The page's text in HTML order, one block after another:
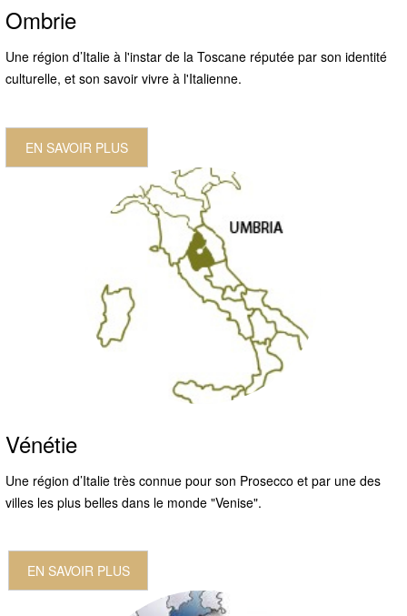
Ombrie
Une région d’Italie à l'instar de la Toscane réputée par son identité
culturelle, et son savoir vivre à l'Italienne.
EN SAVOIR PLUS
Vénétie
Une région d’Italie très connue pour son Prosecco et par une des
villes les plus belles dans le monde "Venise".
EN SAVOIR PLUS